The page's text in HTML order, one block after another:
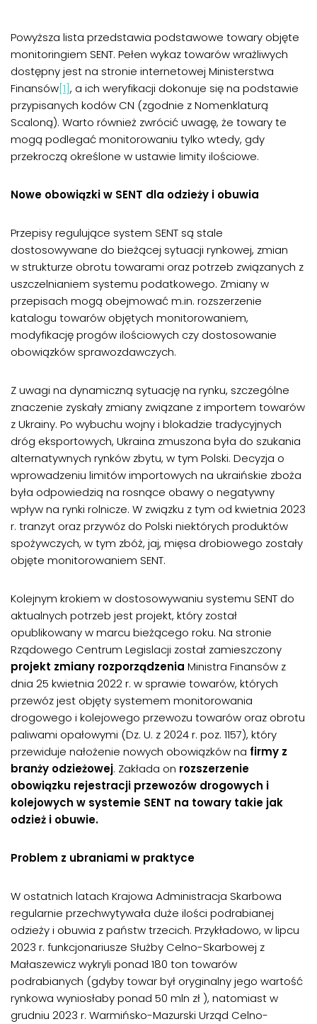
Powyższa lista przedstawia podstawowe towary objęte
monitoringiem SENT. Pełen wykaz towarów wrażliwych
dostępny jest na stronie internetowej Ministerstwa
Finansów[1], a ich weryfikacji dokonuje się na podstawie
przypisanych kodów CN (zgodnie z Nomenklaturą
Scaloną). Warto również zwrócić uwagę, że towary te
mogą podlegać monitorowaniu tylko wtedy, gdy
przekroczą określone w ustawie limity ilościowe.
Nowe obowiązki w SENT dla odzieży i obuwia
Przepisy regulujące system SENT są stale
dostosowywane do bieżącej sytuacji rynkowej, zmian
w strukturze obrotu towarami oraz potrzeb związanych z
uszczelnianiem systemu podatkowego. Zmiany w
przepisach mogą obejmować m.in. rozszerzenie
katalogu towarów objętych monitorowaniem,
modyfikację progów ilościowych czy dostosowanie
obowiązków sprawozdawczych.
Z uwagi na dynamiczną sytuację na rynku, szczególne
znaczenie zyskały zmiany związane z importem towarów
z Ukrainy. Po wybuchu wojny i blokadzie tradycyjnych
dróg eksportowych, Ukraina zmuszona była do szukania
alternatywnych rynków zbytu, w tym Polski. Decyzja o
wprowadzeniu limitów importowych na ukraińskie zboża
była odpowiedzią na rosnące obawy o negatywny
wpływ na rynki rolnicze. W związku z tym od kwietnia 2023
r. tranzyt oraz przywóz do Polski niektórych produktów
spożywczych, w tym zbóż, jaj, mięsa drobiowego zostały
objęte monitorowaniem SENT.
Kolejnym krokiem w dostosowywaniu systemu SENT do
aktualnych potrzeb jest projekt, który został
opublikowany w marcu bieżącego roku. Na stronie
Rządowego Centrum Legislacji został zamieszczony
projekt zmiany rozporządzenia Ministra Finansów z
dnia 25 kwietnia 2022 r. w sprawie towarów, których
przewóz jest objęty systemem monitorowania
drogowego i kolejowego przewozu towarów oraz obrotu
paliwami opałowymi (Dz. U. z 2024 r. poz. 1157), który
przewiduje nałożenie nowych obowiązków na firmy z
branży odzieżowej. Zakłada on rozszerzenie
obowiązku rejestracji przewozów drogowych i
kolejowych w systemie SENT na towary takie jak
odzież i obuwie.
Problem z ubraniami w praktyce
W ostatnich latach Krajowa Administracja Skarbowa
regularnie przechwytywała duże ilości podrabianej
odzieży i obuwia z państw trzecich. Przykładowo, w lipcu
2023 r. funkcjonariusze Służby Celno-Skarbowej z
Małaszewicz wykryli ponad 180 ton towarów
podrabianych (gdyby towar był oryginalny jego wartość
rynkowa wyniosłaby ponad 50 mln zł ), natomiast w
grudniu 2023 r. Warmińsko-Mazurski Urząd Celno-